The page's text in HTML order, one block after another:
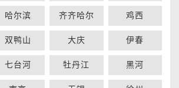
哈尔滨 齐齐哈尔 鸡西
双鸭山 大庆 伊春
七台河 牡丹江 黑河